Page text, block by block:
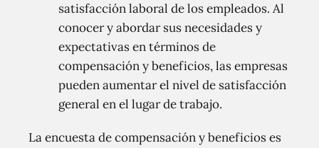
satisfacción laboral de los empleados. Al
conocer y abordar sus necesidades y
expectativas en términos de
compensación y beneficios, las empresas
pueden aumentar el nivel de satisfacción
general en el lugar de trabajo.
La encuesta de compensación y beneficios es